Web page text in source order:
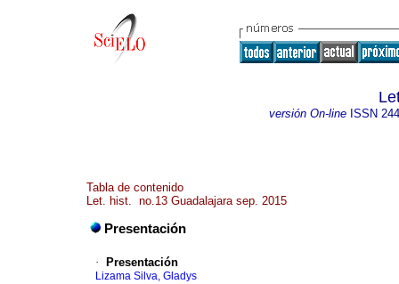
versión On-line ISSN
Tabla de contenido
Let. hist. no.13 Guadalajara sep. 2015
Presentación
· Presentación
Lizama Silva, Gladys